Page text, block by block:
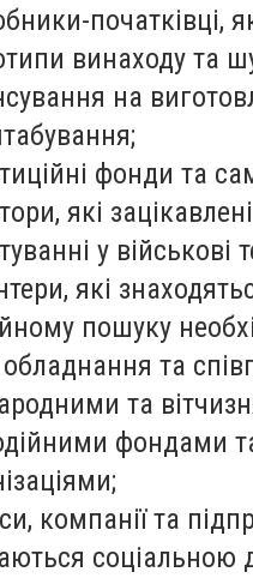
початківці,
винаходу та
на
фонди та
які
у військові
які
пошуку
обладнання та
та
фондами
компанії та
соціальною